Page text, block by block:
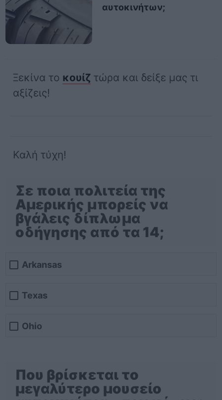
αυτοκινήτων;
Ξεκίνα το κουίζ τώρα και δείξε μας τι
αξίζεις!
Καλή τύχη!
Σε ποια πολιτεία της
Αμερικής μπορείς να
βγάλεις δίπλωμα
οδήγησης από τα 14;
Arkansas
Texas
Ohio
Που βρίσκεται το
μεγαλύτερο μουσείο